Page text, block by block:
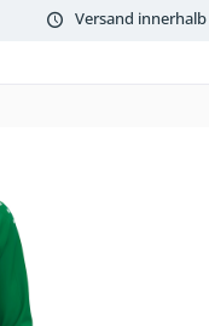
Versand